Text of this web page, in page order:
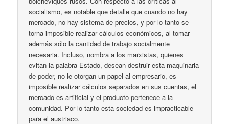
socialismo, es notable que detalle que cuando no hay
mercado, no hay sistema de precios, y por lo tanto se
torna imposible realizar cálculos económicos, al tomar
además sólo la cantidad de trabajo socialmente
necesaria. Incluso, nombra a los marxistas, quienes
evitan la palabra Estado, desean destruir esta maquinaria
de poder, no le otorgan un papel al empresario, es
imposible realizar cálculos separados en sus cuentas, el
mercado es artificial y el producto pertenece a la
comunidad. Por lo tanto esta sociedad es impracticable
para el austriaco.